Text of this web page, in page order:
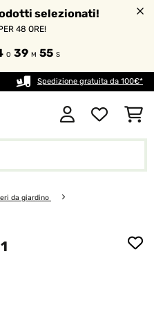
selezionati!
48 ORE!
O 39 M 54 S
Spedizione gratuita da 100€*
da giardino